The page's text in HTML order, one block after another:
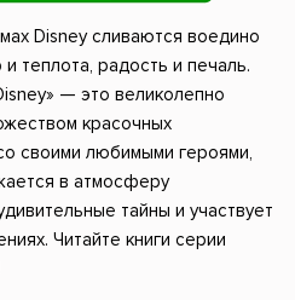
Disney сливаются воедино
теплота, радость и печаль.
— это великолепно
красочных
своими любимыми героями,
в атмосферу
тайны и участвует
Читайте книги серии